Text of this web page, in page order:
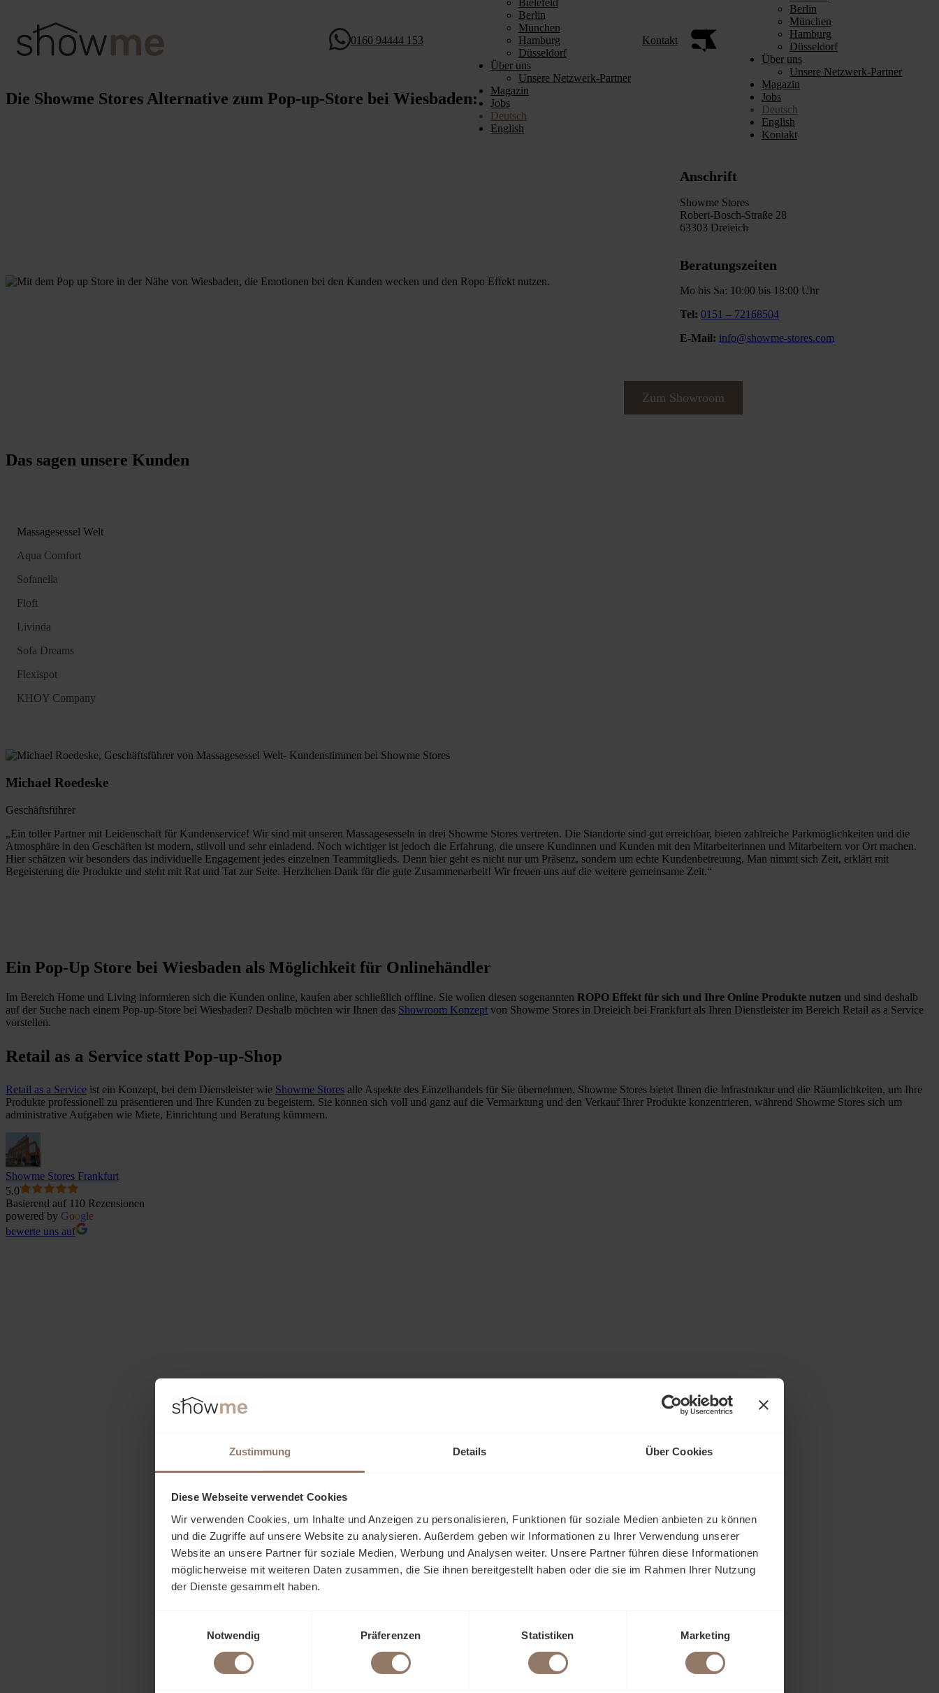
Zustimmung Details Über Cookies
Diese Webseite verwendet Cookies
Wir verwenden Cookies, um Inhalte und Anzeigen zu personalisieren, Funktionen für soziale Medien anbieten zu können
und die Zugriffe auf unsere Website zu analysieren. Außerdem geben wir Informationen zu Ihrer Verwendung unserer
Website an unsere Partner für soziale Medien, Werbung und Analysen weiter. Unsere Partner führen diese Informationen
möglicherweise mit weiteren Daten zusammen, die Sie ihnen bereitgestellt haben oder die sie im Rahmen Ihrer Nutzung
der Dienste gesammelt haben.
Notwendig
Präferenzen Statistiken Marketing
0160 94444 153
Bielefeld
Berlin
München
Hamburg
Düsseldorf
Über uns
Unsere Netzwerk-Partner
Magazin
Jobs
Deutsch
English
Kontakt
Berlin
München
Hamburg
Düsseldorf
Über uns
Unsere Netzwerk-Partner
Magazin
Jobs
Deutsch
English
Kontakt
Die Showme Stores Alternative zum Pop-up-Store bei Wiesbaden:
Anschrift
Showme Stores
Robert-Bosch-Straße 28
63303 Dreieich
Beratungszeiten
Mo bis Sa: 10:00 bis 18:00 Uhr
Tel: 0151 – 72168504
E-Mail: info@showme-stores.com
Zum Showroom
Das sagen unsere Kunden
Massagesessel Welt
Aqua Comfort
Sofanella
Floft
Livinda
Sofa Dreams
Flexispot
KHOY Company
Michael Roedeske
Geschäftsführer
„Ein toller Partner mit Leidenschaft für Kundenservice! Wir sind mit unseren Massagesesseln in drei Showme Stores vertreten. Die Standorte sind gut erreichbar, bieten zahlreiche Parkmöglichkeiten und die
Atmosphäre in den Geschäften ist modern, stilvoll und sehr einladend. Noch wichtiger ist jedoch die Erfahrung, die unsere Kundinnen und Kunden mit den Mitarbeiterinnen und Mitarbeitern vor Ort machen.
Hier schätzen wir besonders das individuelle Engagement jedes einzelnen Teammitglieds. Denn hier geht es nicht nur um Präsenz, sondern um echte Kundenbetreuung. Man nimmt sich Zeit, erklärt mit
Begeisterung die Produkte und steht mit Rat und Tat zur Seite. Herzlichen Dank für die gute Zusammenarbeit! Wir freuen uns auf die weitere gemeinsame Zeit.“
Ein Pop-Up Store bei Wiesbaden als Möglichkeit für Onlinehändler
Im Bereich Home und Living informieren sich die Kunden online, kaufen aber schließlich offline. Sie wollen diesen sogenannten ROPO Effekt für sich und Ihre Online Produkte nutzen und sind deshalb
auf der Suche nach einem Pop-up-Store bei Wiesbaden? Deshalb möchten wir Ihnen das Showroom Konzept von Showme Stores in Dreieich bei Frankfurt als Ihren Dienstleister im Bereich Retail as a Service
vorstellen.
Retail as a Service statt Pop-up-Shop
Retail as a Service ist ein Konzept, bei dem Dienstleister wie Showme Stores alle Aspekte des Einzelhandels für Sie übernehmen. Showme Stores bietet Ihnen die Infrastruktur und die Räumlichkeiten, um Ihre
Produkte professionell zu präsentieren und Ihre Kunden zu begeistern. Sie können sich voll und ganz auf die Vermarktung und den Verkauf Ihrer Produkte konzentrieren, während Showme Stores sich um
administrative Aufgaben wie Miete, Einrichtung und Beratung kümmern.
Showme Stores Frankfurt
5.0
Basierend auf 110 Rezensionen
powered by Google
bewerte uns auf